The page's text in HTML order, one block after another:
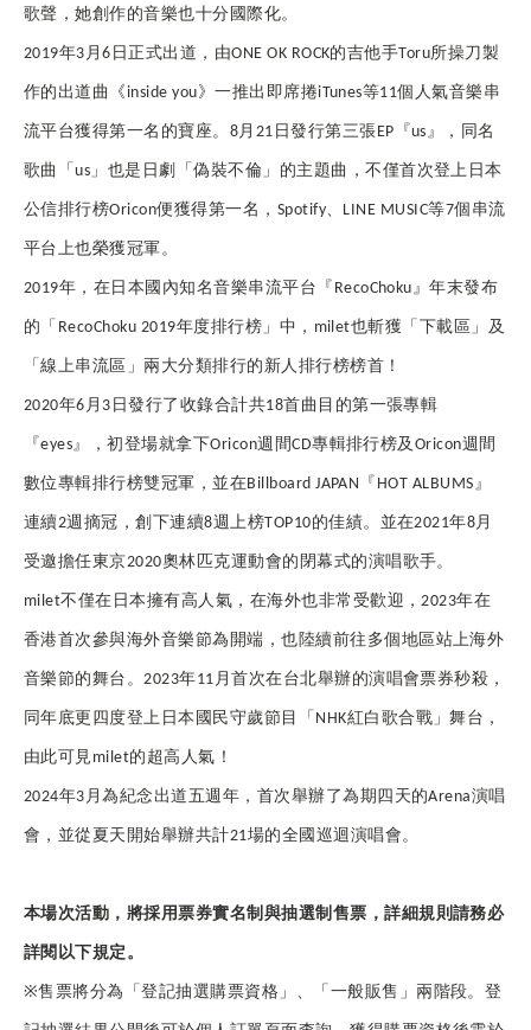
歌聲，她創作的音樂也十分國際化。
2019年3月6日正式出道，由ONE OK ROCK的吉他手Toru所操刀製
作的出道曲《inside you》一推出即席捲iTunes等11個人氣音樂串
流平台獲得第一名的寶座。8月21日發行第三張EP『us』，同名
歌曲「us」也是日劇「偽裝不倫」的主題曲，不僅首次登上日本
公信排行榜Oricon便獲得第一名，Spotify、LINE MUSIC等7個串流
平台上也榮獲冠軍。
2019年，在日本國內知名音樂串流平台『RecoChoku』年末發布
的「RecoChoku 2019年度排行榜」中，milet也斬獲「下載區」及
「線上串流區」兩大分類排行的新人排行榜榜首！
2020年6月3日發行了收錄合計共18首曲目的第一張專輯
『eyes』，初登場就拿下Oricon週間CD專輯排行榜及Oricon週間
數位專輯排行榜雙冠軍，並在Billboard JAPAN『HOT ALBUMS』
連續2週摘冠，創下連續8週上榜TOP10的佳績。並在2021年8月
受邀擔任東京2020奧林匹克運動會的閉幕式的演唱歌手。
milet不僅在日本擁有高人氣，在海外也非常受歡迎，2023年在
香港首次參與海外音樂節為開端，也陸續前往多個地區站上海外
音樂節的舞台。2023年11月首次在台北舉辦的演唱會票券秒殺，
同年底更四度登上日本國民守歲節目「NHK紅白歌合戰」舞台，
由此可見milet的超高人氣！
2024年3月為紀念出道五週年，首次舉辦了為期四天的Arena演唱
會，並從夏天開始舉辦共計21場的全國巡迴演唱會。
本場次活動，將採用票券實名制與抽選制售票，詳細規則請務必
詳閱以下規定。
※售票將分為「登記抽選購票資格」、「一般販售」兩階段。登